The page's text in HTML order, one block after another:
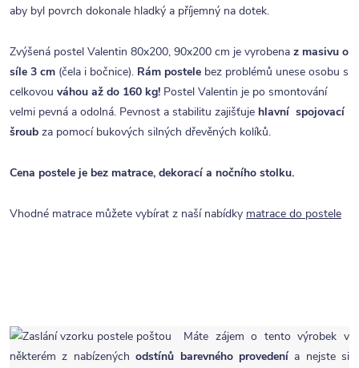
aby byl povrch dokonale hladký a příjemný na dotek.
Zvýšená postel Valentin 80x200, 90x200 cm je vyrobena z masivu o
síle 3 cm (čela i bočnice). Rám postele bez problémů unese osobu s
celkovou váhou až do 160 kg! Postel Valentin je po smontování
velmi pevná a odolná. Pevnost a stabilitu zajišťuje hlavní spojovací
šroub za pomocí bukových silných dřevěných kolíků.
Cena postele je bez matrace, dekorací a nočního stolku.
Vhodné matrace můžete vybírat z naší nabídky matrace do postele
Máte zájem o tento výrobek v
některém z nabízenýchodstínů barevného provedenía nejste si